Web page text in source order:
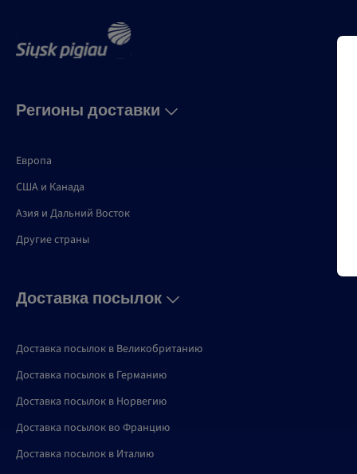
Регионы доставки
Европа
США и Канадa
Азия и Дальний Восток
Другие страны
Доставка посылок
Доставка посылок в Великобританию
Доставка посылок в Германию
Доставка посылок в Норвегию
Доставка посылок во Францию
Доставка посылок в Италию